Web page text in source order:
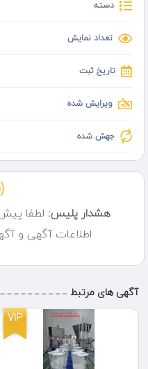
دسته
تعداد نمایش
تاریخ ثبت
ویرایش شده
جهش شده
هشدار پلیس: لطفا
اطلاعات آگهی و
آگهی های مرتبط
VIP